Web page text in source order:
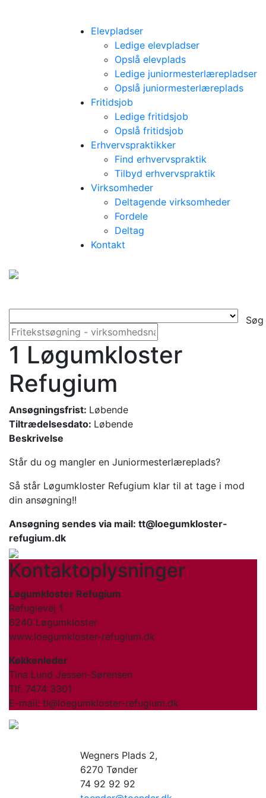
Elevpladser
Ledige elevpladser
Opslå elevplads
Ledige juniormesterlærepladser
Opslå juniormesterlæreplads
Fritidsjob
Ledige fritidsjob
Opslå fritidsjob
Erhvervspraktikker
Find erhvervspraktik
Tilbyd erhvervspraktik
Virksomheder
Deltagende virksomheder
Fordele
Deltag
Kontakt
Søg
1 Løgumkloster
Refugium
Ansøgningsfrist: Løbende
Tiltrædelsesdato: Løbende
Beskrivelse
Står du og mangler en Juniormesterlæreplads?
Så står Løgumkloster Refugium klar til at tage i mod
din ansøgning!!
Ansøgning sendes via mail: tt@loegumkloster-
refugium.dk
Kontaktoplysninger
Løgumkloster Refugium
Refugievej 1
6240 Løgumkloster
www.loegumkloster-refugium.dk
Køkkenleder
Tina Lund Jessen-Sørensen
Tlf. 7474 3301
E-mail: tl@loegumkloster-refugium.dk
Wegners Plads 2,
6270 Tønder
74 92 92 92